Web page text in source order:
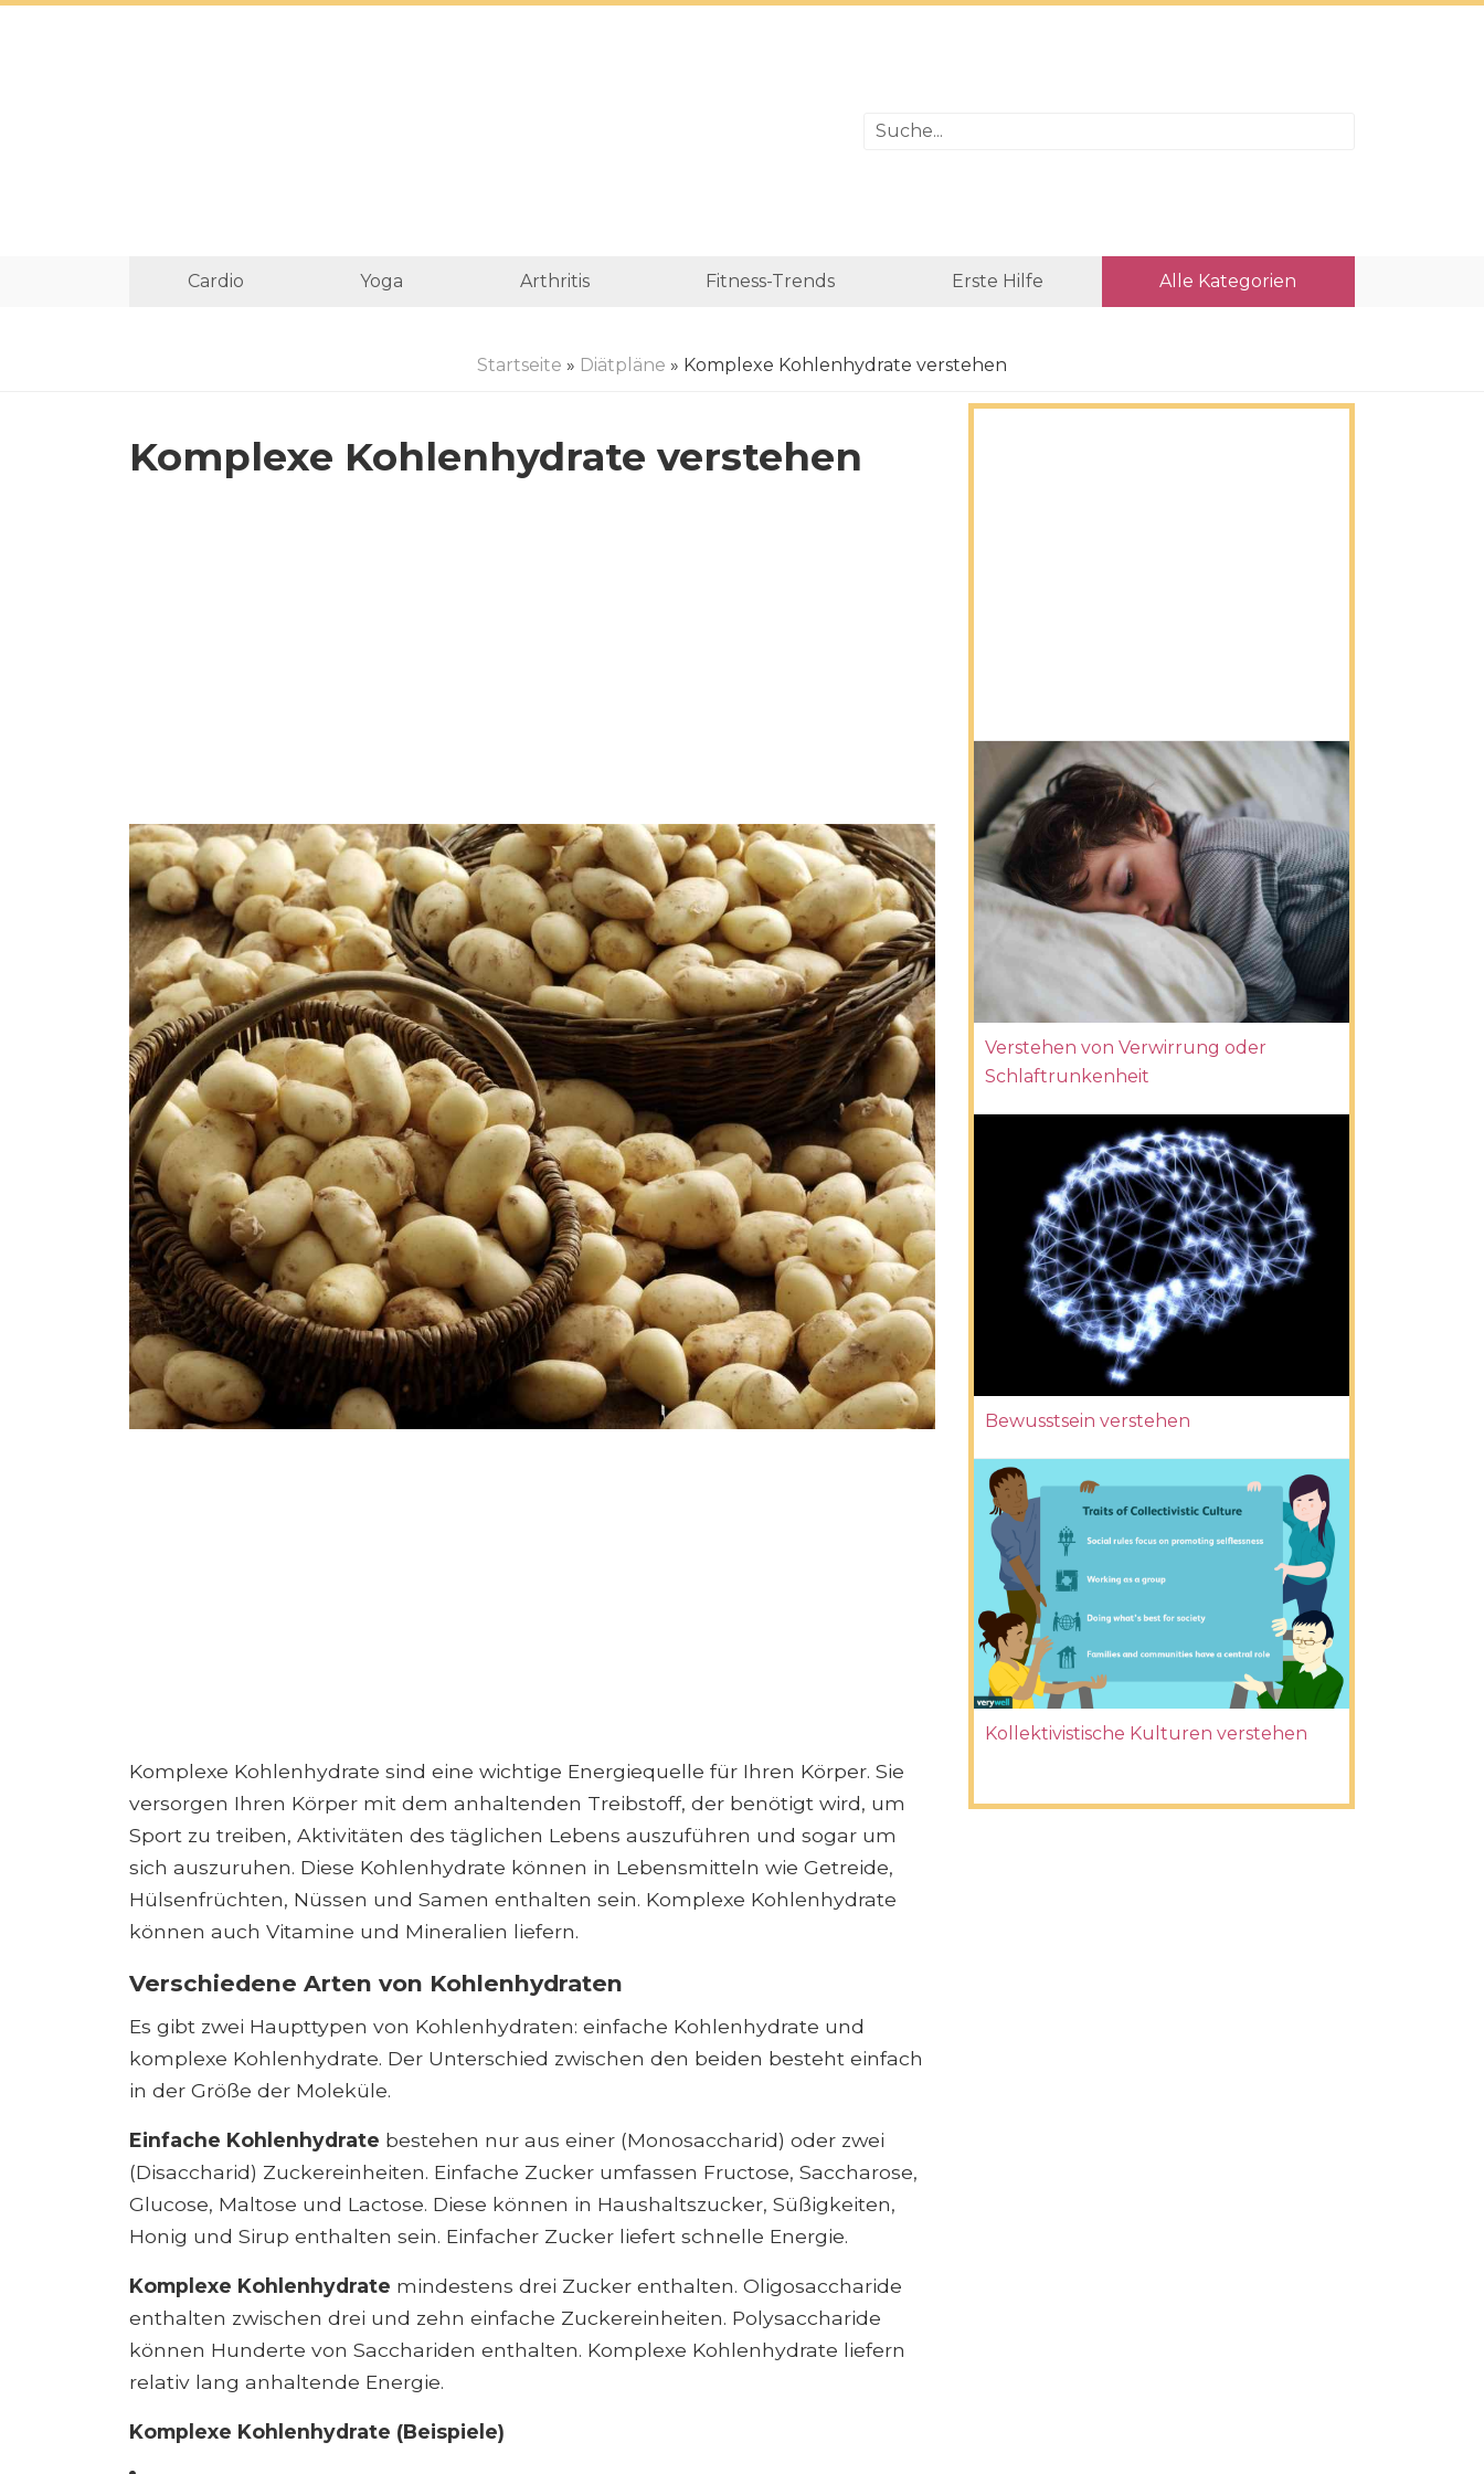
Cardio Yoga Arthritis Fitness-Trends Erste Hilfe Alle Kategorien
Startseite » Diätpläne » Komplexe Kohlenhydrate verstehen
Komplexe Kohlenhydrate verstehen
Komplexe Kohlenhydrate sind eine wichtige Energiequelle für Ihren Körper. Sie
versorgen Ihren Körper mit dem anhaltenden Treibstoff, der benötigt wird, um
Sport zu treiben, Aktivitäten des täglichen Lebens auszuführen und sogar um
sich auszuruhen. Diese Kohlenhydrate können in Lebensmitteln wie Getreide,
Hülsenfrüchten, Nüssen und Samen enthalten sein. Komplexe Kohlenhydrate
können auch Vitamine und Mineralien liefern.
Verschiedene Arten von Kohlenhydraten
Es gibt zwei Haupttypen von Kohlenhydraten: einfache Kohlenhydrate und
komplexe Kohlenhydrate. Der Unterschied zwischen den beiden besteht einfach
in der Größe der Moleküle.
Einfache Kohlenhydrate bestehen nur aus einer (Monosaccharid) oder zwei
(Disaccharid) Zuckereinheiten. Einfache Zucker umfassen Fructose, Saccharose,
Glucose, Maltose und Lactose. Diese können in Haushaltszucker, Süßigkeiten,
Honig und Sirup enthalten sein. Einfacher Zucker liefert schnelle Energie.
Komplexe Kohlenhydrate mindestens drei Zucker enthalten. Oligosaccharide
enthalten zwischen drei und zehn einfache Zuckereinheiten. Polysaccharide
können Hunderte von Sacchariden enthalten. Komplexe Kohlenhydrate liefern
relativ lang anhaltende Energie.
Komplexe Kohlenhydrate (Beispiele)
Verstehen von Verwirrung oder
Schlaftrunkenheit
Bewusstsein verstehen
Kollektivistische Kulturen verstehen